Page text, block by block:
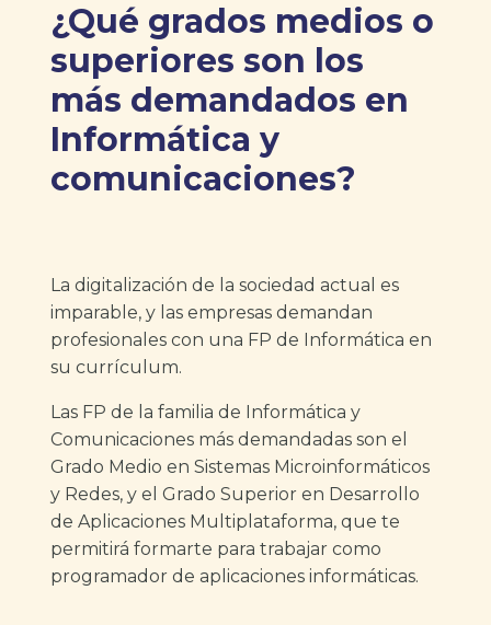
¿Qué grados medios o
superiores son los
más demandados en
Informática y
comunicaciones?
La digitalización de la sociedad actual es
imparable, y las empresas demandan
profesionales con una FP de Informática en
su currículum.
Las FP de la familia de Informática y
Comunicaciones más demandadas son el
Grado Medio en Sistemas Microinformáticos
y Redes, y el Grado Superior en Desarrollo
de Aplicaciones Multiplataforma, que te
permitirá formarte para trabajar como
programador de aplicaciones informáticas.